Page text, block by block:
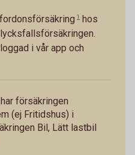
1 hos
i vår app och
försäkringen
(ej Fritidshus) i
Bil, Lätt lastbil